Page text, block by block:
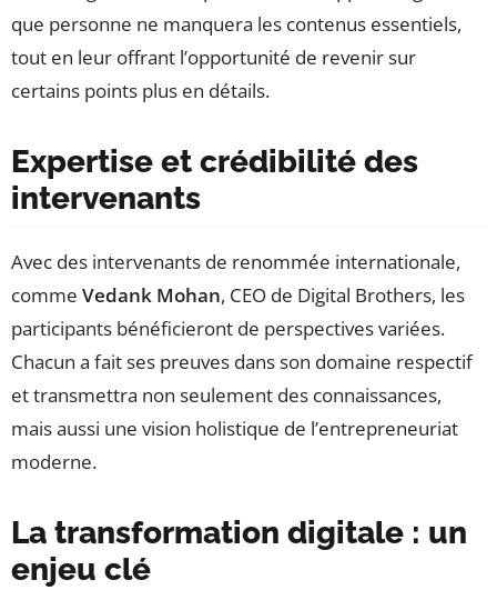
que personne ne manquera les contenus essentiels,
tout en leur offrant l’opportunité de revenir sur
certains points plus en détails.
Expertise et crédibilité des
intervenants
Avec des intervenants de renommée internationale,
comme Vedank Mohan, CEO de Digital Brothers, les
participants bénéficieront de perspectives variées.
Chacun a fait ses preuves dans son domaine respectif
et transmettra non seulement des connaissances,
mais aussi une vision holistique de l’entrepreneuriat
moderne.
La transformation digitale : un
enjeu clé